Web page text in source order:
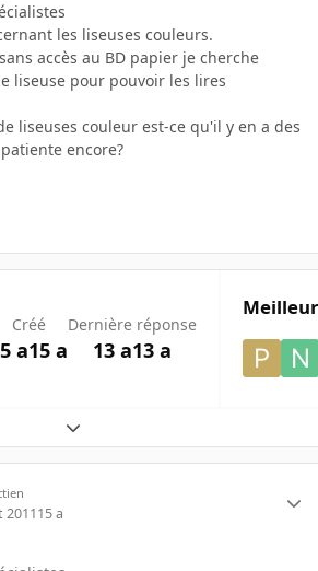
les liseuses couleurs.
accès au BD papier je cherche
liseuse pour pouvoir les lires
liseuses couleur est-ce qu'il y en a des
encore?
Créé
a15 a
Dernière réponse
13 a13 a
Expand topic overview
201115 a